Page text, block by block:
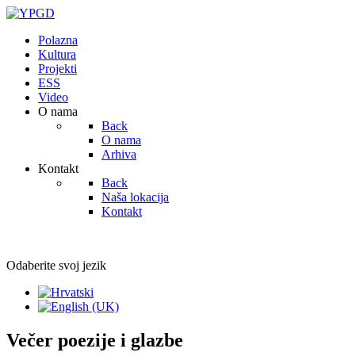
Polazna
Kultura
Projekti
ESS
Video
O nama
Back
O nama
Arhiva
Kontakt
Back
Naša lokacija
Kontakt
Odaberite svoj jezik
Večer poezije i glazbe